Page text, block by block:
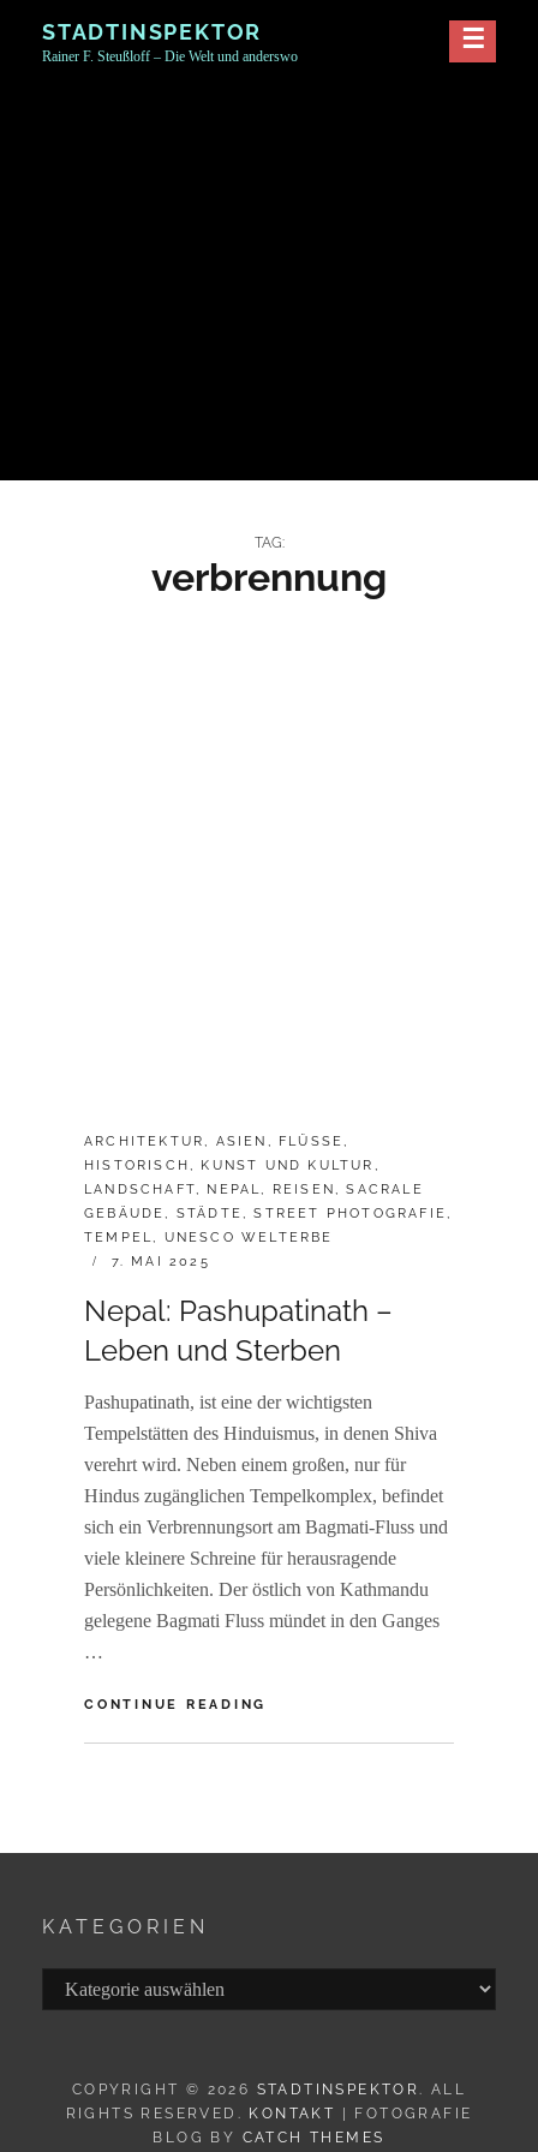
STADTINSPEKTOR
Rainer F. Steußloff – Die Welt und anderswo
TAG:
verbrennung
CATEGORIES:
ARCHITEKTUR, ASIEN , FLÜSSE,
HISTORISCH, KUNST UND KULTUR ,
LANDSCHAFT, NEPAL, REISEN,SACRALE
GEBÄUDE, STÄDTE,STREET PHOTOGRAFIE,
TEMPEL, UNESCO WELTERBE
POSTED
7. MAI 2025
Nepal: Pashupatinath –
Leben und Sterben
Pashupatinath, ist eine der wichtigsten
Tempelstätten des Hinduismus, in denen Shiva
verehrt wird. Neben einem großen, nur für
Hindus zugänglichen Tempelkomplex, befindet
sich ein Verbrennungsort am Bagmati-Fluss und
viele kleinere Schreine für herausragende
Persönlichkeiten. Der östlich von Kathmandu
gelegene Bagmati Fluss mündet in den Ganges
…
CONTINUE READING
F
KATEGORIEN
Kategorien
COPYRIGHT © 2026 STADTINSPEKTOR. ALL
RIGHTS RESERVED.
KONTAKT
| FOTOGRAFIE
BLOG BY CATCH THEMES